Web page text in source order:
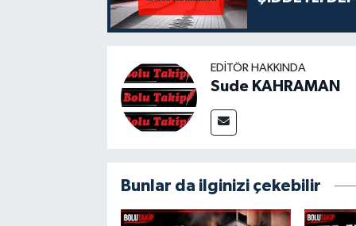
EDITÖR HAKKINDA
Sude KAHRAMAN
Bunlar da ilginizi çekebilir